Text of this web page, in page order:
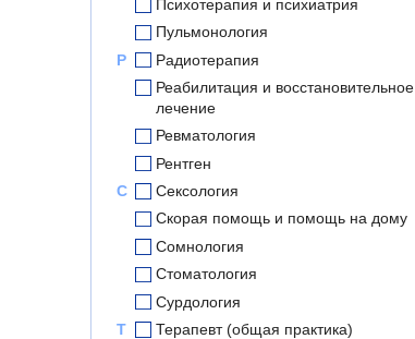
Психотерапия и психиатрия
Пульмонология
Р
Радиотерапия
Реабилитация и восстановительное
лечение
Ревматология
Рентген
С
Сексология
Скорая помощь и помощь на дому
Сомнология
Стоматология
Сурдология
Т
Терапевт (общая практика)